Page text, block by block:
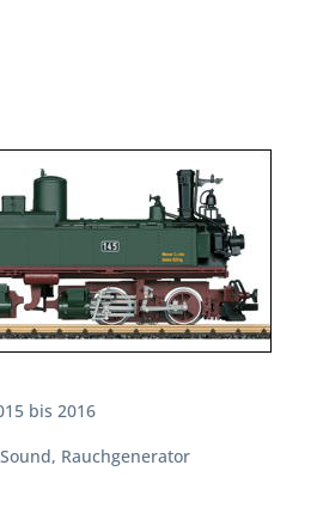
bis 2016
Rauchgenerator